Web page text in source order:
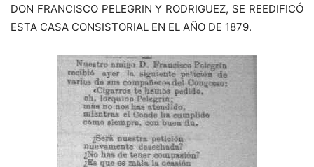
DON FRANCISCO PELEGRIN Y RODRIGUEZ, SE REEDIFICÓ
ESTA CASA CONSISTORIAL EN EL AÑO DE 1879.